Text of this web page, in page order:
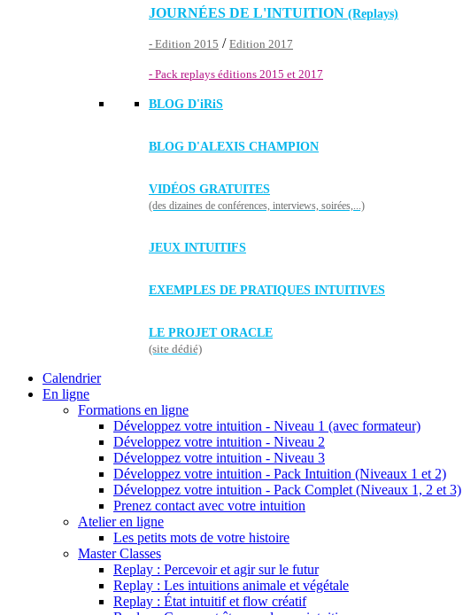
JOURNÉES DE L'INTUITION (Replays)
- Edition 2015 / Edition 2017
- Pack replays éditions 2015 et 2017
BLOG D'iRiS
BLOG D'ALEXIS CHAMPION
VIDÉOS GRATUITES
(des dizaines de conférences, interviews, soirées,...)
JEUX INTUITIFS
EXEMPLES DE PRATIQUES INTUITIVES
LE PROJET ORACLE
(site dédié)
Calendrier
En ligne
Formations en ligne
Développez votre intuition - Niveau 1 (avec formateur)
Développez votre intuition - Niveau 2
Développez votre intuition - Niveau 3
Développez votre intuition - Pack Intuition (Niveaux 1 et 2)
Développez votre intuition - Pack Complet (Niveaux 1, 2 et 3)
Prenez contact avec votre intuition
Atelier en ligne
Les petits mots de votre histoire
Master Classes
Replay : Percevoir et agir sur le futur
Replay : Les intuitions animale et végétale
Replay : État intuitif et flow créatif